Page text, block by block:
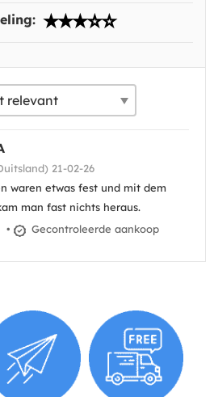
21-02-26
waren etwas fest und mit dem
man fast nichts heraus.
• Gecontroleerde aankoop